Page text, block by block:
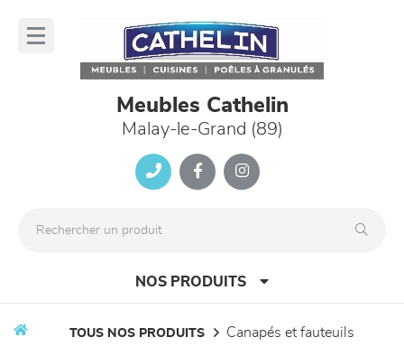
Meubles Cathelin
Malay-le-Grand (89)
NOS PRODUITS
TOUS NOS PRODUITS
canapés et fauteuils